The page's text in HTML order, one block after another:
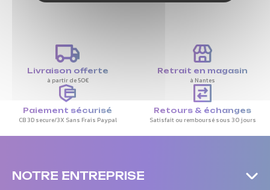
Livraison offerte
à partir de 50€
Retrait en magasin
à Nantes
Paiement sécurisé
CB 3D secure/3X Sans Frais Paypal
Retours & échanges
Satisfait ou remboursé sous 30 jours
NOTRE ENTREPRISE